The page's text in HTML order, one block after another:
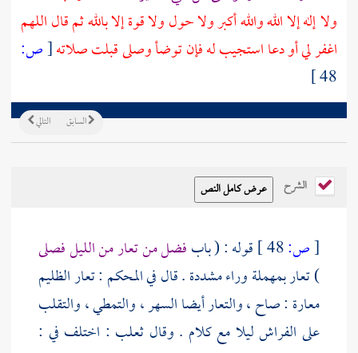
ولا إله إلا الله والله أكبر ولا حول ولا قوة إلا بالله ثم قال اللهم
اغفر لي أو دعا استجيب له فإن توضأ وصلى قبلت صلاته[ص:
48 ]
التالي السابق
الشرح
[ص: قوله : ( بابفضل من تعار من الليل فصلى
) تعار بمهملة وراء مشددة . قال في المحكم : تعار الظليم
معارة : صاح ، والتعار أيضا السهر ، والتمطي ، والتقلب
على الفراش ليلا مع كلام . وقال ثعلب : اختلف في :